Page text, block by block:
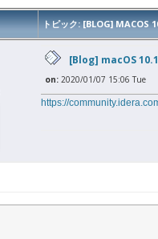
トピック: [BLOG] MACOS
[Blog] macOS
on: 2020/01/07 15:06 Tue
https://